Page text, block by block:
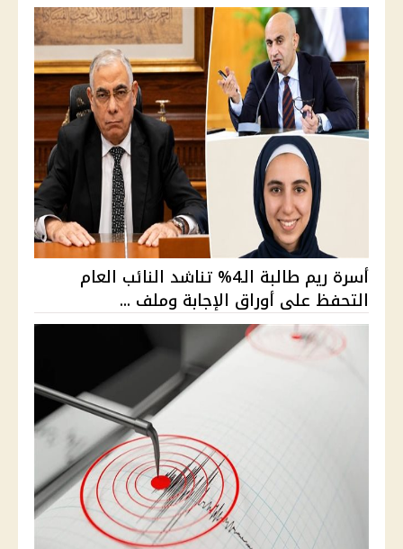
أسرة ريم طالبة الـ4% تناشد النائب العام
التحفظ على أوراق الإجابة وملف ...